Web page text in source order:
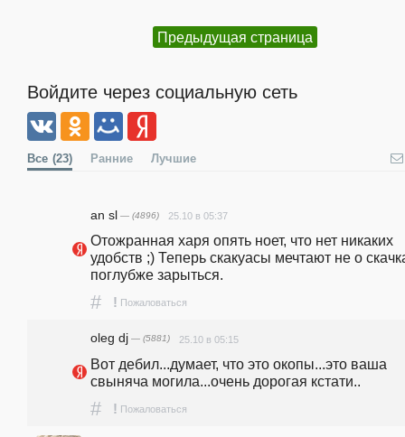
Предыдущая страница
Войдите через социальную сеть
Все (23) Ранние Лучшие
an sl — (4896) 25.10 в 05:37
Отожранная харя опять ноет, что нет никаких
удобств ;) Теперь скакуасы мечтают не о
поглубже зарыться.
# ! Пожаловаться
oleg dj — (5881) 25.10 в 05:15
Вот дебил...думает, что это окопы...это ваша
свыняча могила...очень дорогая кстати..
# ! Пожаловаться